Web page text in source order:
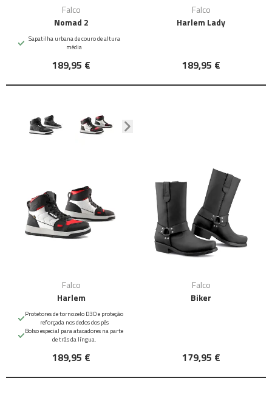
Falco
Nomad 2
Sapatilha urbana de couro de altura
média
189,95 €
Falco
Harlem Lady
189,95 €
Falco
Harlem
Protetores de tornozelo D3O e proteção
reforçada nos dedos dos pés
Bolso especial para atacadores na parte
de trás da língua.
189,95 €
Falco
Biker
179,95 €